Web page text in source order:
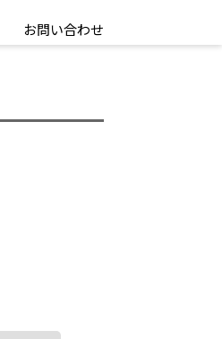
お問い合わせ